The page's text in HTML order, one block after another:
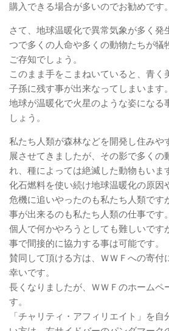
購入できる場合が多いのでお勧めです。
さて、地球温暖化で異常気象が多く発
つで多くの人命や多くの動物たちが犠
ご存知でしょう。
このまま手をこまねいていると、青く
子孫に残す事が出来なってしまいます。
地球が温暖化で火星のような姿になる
しょう。
私たち人類が森林などを開発し住みや
展させてきましたが、その影で多くの
れ、種によっては絶滅した動物もいま
化石燃料を使い続け地球温暖化の原因
危機に追いやったのも私たち人類です
事が出来るのも私たち人類の仕事です。
個人で何かやろうとしても難しいです
事で間接的に協力する事は可能です。
賛同して頂ける方は、ＷＷＦへの寄付
幸いです。
長くなりましたが、ＷＷＦのホームペ
す。
「チャリティ・アフィリエイト」を自